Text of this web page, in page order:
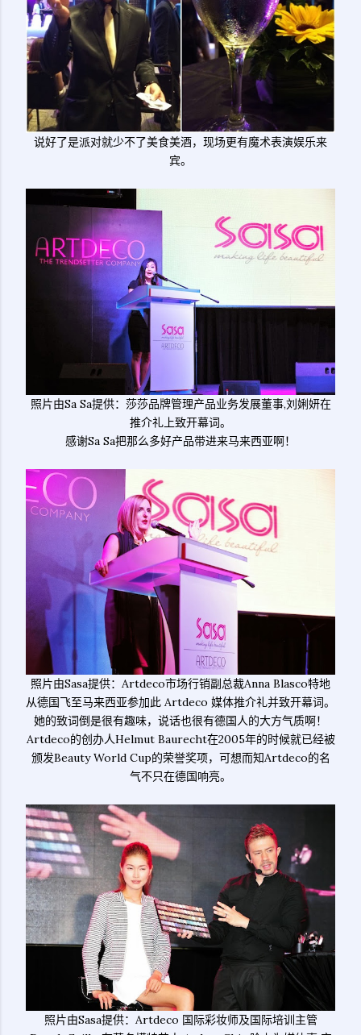
说好了是派对就少不了美食美酒，现场更有魔术表演娱乐来
宾。
照片由Sa Sa提供：莎莎品牌管理产品业务发展董事,刘娳妍在
推介礼上致开幕词。
感谢Sa Sa把那么多好产品带进来马来西亚啊！
照片由Sasa提供：Artdeco市场行销副总裁Anna Blasco特地
从德国飞至马来西亚参加此 Artdeco 媒体推介礼并致开幕词。
她的致词倒是很有趣味，说话也很有德国人的大方气质啊！
Artdeco的创办人Helmut Baurecht在2005年的时候就已经被
颁发Beauty World Cup的荣誉奖项，可想而知Artdeco的名
气不只在德国响亮。
照片由Sasa提供：Artdeco 国际彩妆师及国际培训主管